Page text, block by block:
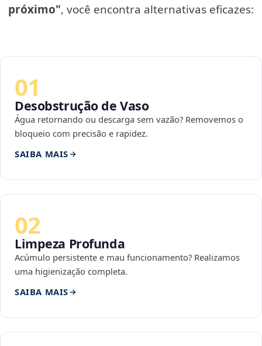
próximo", você encontra alternativas eficazes:
01
Desobstrução de Vaso
Água retornando ou descarga sem vazão? Removemos o
bloqueio com precisão e rapidez.
SAIBA MAIS
02
Limpeza Profunda
Acúmulo persistente e mau funcionamento? Realizamos
uma higienização completa.
SAIBA MAIS